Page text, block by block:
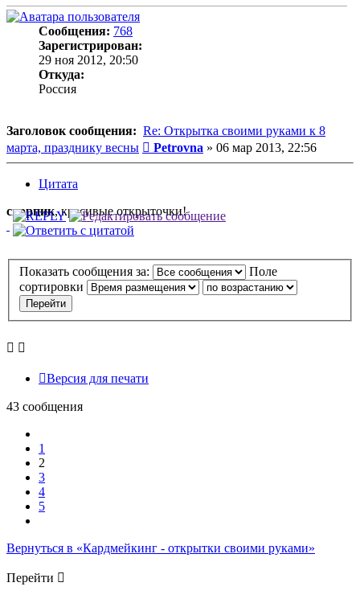
Сообщения: 768
Зарегистрирован:
29 ноя 2012, 20:50
Откуда:
Россия
Заголовок сообщения: Re: Открытка своими руками к 8
марта, празднику весны
Сообщение
Petrovna » 06 мар 2013, 22:56
Цитата
скорпик, красивые открыточки!
Показать сообщения за:
Поле
сортировки
Версия для печати
43 сообщения
1
2
3
4
5
Вернуться в «Кардмейкинг - открытки своими руками»
Перейти